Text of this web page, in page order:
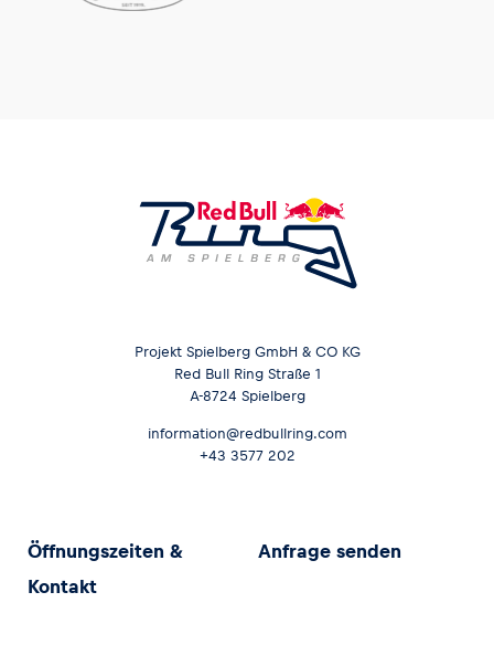
Projekt Spielberg GmbH & CO KG
Red Bull Ring Straße 1
A-8724 Spielberg
information@redbullring.com
+43 3577 202
Öffnungszeiten &
Kontakt
Anfrage senden